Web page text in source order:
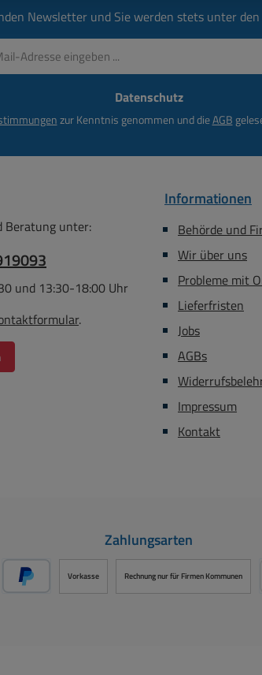
Newsletter und Sie werden stets unter
Datenschutz
zur Kenntnis genommen und dieAGB
Beratung unter:
und 13:30-18:00 Uhr
.
Informationen
Behörde und
Wir über uns
Probleme mit
Lieferfristen
Jobs
AGBs
Impressum
Kontakt
Zahlungsarten
Vorkasse Rechnung nur für Firmen Kommunen